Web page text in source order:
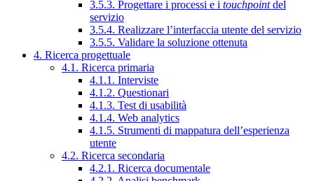
3.5.3. Progettare i processi e i touchpointdel
servizio
3.5.4. Realizzare l’interfaccia utente del servizio
3.5.5. Validare la soluzione ottenuta
4. Ricerca progettuale
4.1. Ricerca primaria
4.1.1. Interviste
4.1.2. Questionari
4.1.3. Test di usabilità
4.1.4. Web analytics
4.1.5. Strumenti di mappatura dell’esperienza
utente
4.2. Ricerca secondaria
4.2.1. Ricerca documentale